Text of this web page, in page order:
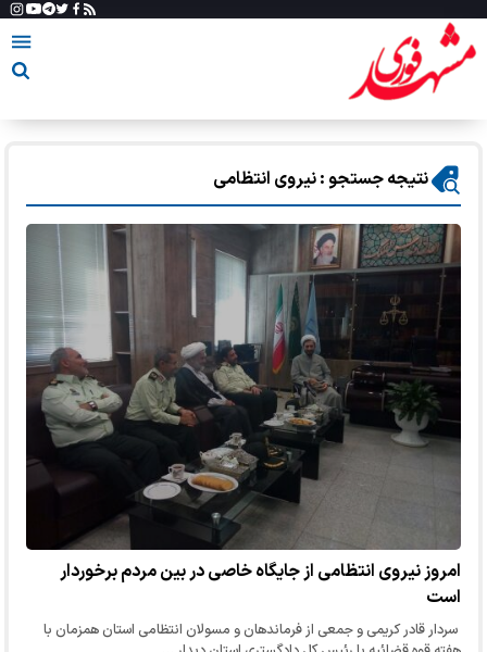
نتیجه جستجو : نیروی انتظامی
امروز نیروی انتظامی از جایگاه خاصی در بین مردم برخوردار
است
سردار قادر کریمی و جمعی از فرماندهان و مسولان انتظامی استان همزمان با